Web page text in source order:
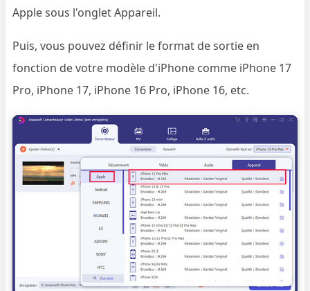
Apple sous l'onglet Appareil.
Puis, vous pouvez définir le format de sortie en
fonction de votre modèle d'iPhone comme iPhone 17
Pro, iPhone 17, iPhone 16 Pro, iPhone 16, etc.